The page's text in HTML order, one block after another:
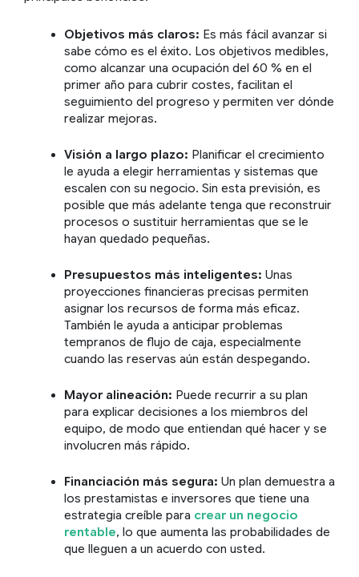
Objetivos más claros: Es más fácil avanzar si
sabe cómo es el éxito. Los objetivos medibles,
como alcanzar una ocupación del 60 % en el
primer año para cubrir costes, facilitan el
seguimiento del progreso y permiten ver dónde
realizar mejoras.
Visión a largo plazo: Planificar el crecimiento
le ayuda a elegir herramientas y sistemas que
escalen con su negocio. Sin esta previsión, es
posible que más adelante tenga que reconstruir
procesos o sustituir herramientas que se le
hayan quedado pequeñas.
Presupuestos más inteligentes: Unas
proyecciones financieras precisas permiten
asignar los recursos de forma más eficaz.
También le ayuda a anticipar problemas
tempranos de flujo de caja, especialmente
cuando las reservas aún están despegando.
Mayor alineación: Puede recurrir a su plan
para explicar decisiones a los miembros del
equipo, de modo que entiendan qué hacer y se
involucren más rápido.
Financiación más segura: Un plan demuestra a
los prestamistas e inversores que tiene una
estrategia creíble para crear un negocio
rentable, lo que aumenta las probabilidades de
que lleguen a un acuerdo con usted.